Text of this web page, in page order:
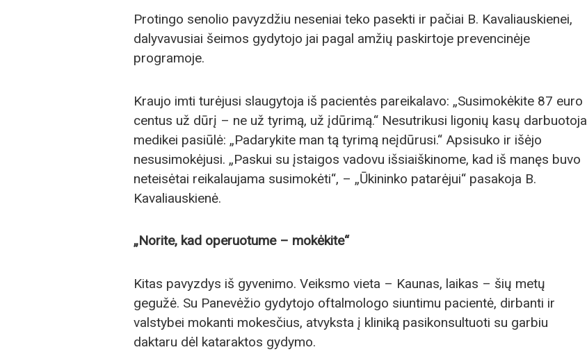
Protingo senolio pavyzdžiu neseniai teko pasekti ir pačiai B. Kavaliauskienei,
dalyvavusiai šeimos gydytojo jai pagal amžių paskirtoje prevencinėje
programoje.
Kraujo imti turėjusi slaugytoja iš pacientės pareikalavo: „Susimokėkite 87 euro
centus už dūrį – ne už tyrimą, už įdūrimą.“ Nesutrikusi ligonių kasų darbuotoja
medikei pasiūlė: „Padarykite man tą tyrimą neįdūrusi.“ Apsisuko ir išėjo
nesusimokėjusi. „Paskui su įstaigos vadovu išsiaiškinome, kad iš manęs buvo
neteisėtai reikalaujama susimokėti“, – „Ūkininko patarėjui“ pasakoja B.
Kavaliauskienė.
„Norite, kad operuotume – mokėkite“
Kitas pavyzdys iš gyvenimo. Veiksmo vieta – Kaunas, laikas – šių metų
gegužė. Su Panevėžio gydytojo oftalmologo siuntimu pacientė, dirbanti ir
valstybei mokanti mokesčius, atvyksta į kliniką pasikonsultuoti su garbiu
daktaru dėl kataraktos gydymo.